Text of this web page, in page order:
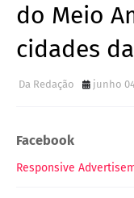
do Meio
cidades
Da Redação junho
Facebook
Responsive